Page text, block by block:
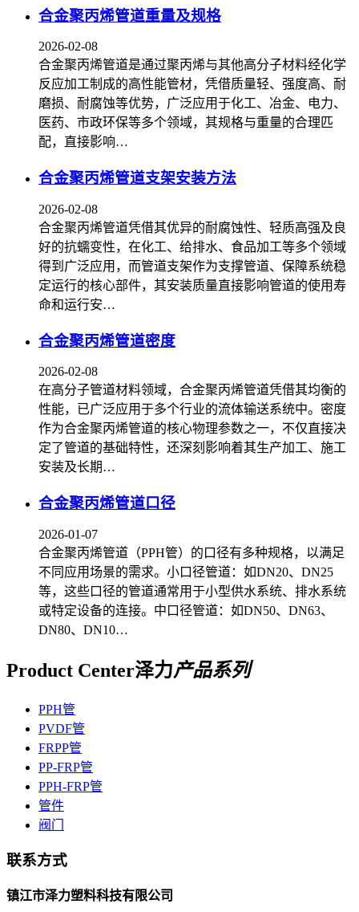
合金聚丙烯管道重量及规格
2026-02-08
合金聚丙烯管道是通过聚丙烯与其他高分子材料经化学
反应加工制成的高性能管材，凭借质量轻、强度高、耐
磨损、耐腐蚀等优势，广泛应用于化工、冶金、电力、
医药、市政环保等多个领域，其规格与重量的合理匹
配，直接影响…
合金聚丙烯管道支架安装方法
2026-02-08
合金聚丙烯管道凭借其优异的耐腐蚀性、轻质高强及良
好的抗蠕变性，在化工、给排水、食品加工等多个领域
得到广泛应用，而管道支架作为支撑管道、保障系统稳
定运行的核心部件，其安装质量直接影响管道的使用寿
命和运行安…
合金聚丙烯管道密度
2026-02-08
在高分子管道材料领域，合金聚丙烯管道凭借其均衡的
性能，已广泛应用于多个行业的流体输送系统中。密度
作为合金聚丙烯管道的核心物理参数之一，不仅直接决
定了管道的基础特性，还深刻影响着其生产加工、施工
安装及长期…
合金聚丙烯管道口径
2026-01-07
合金聚丙烯管道（PPH管）的口径有多种规格，以满足
不同应用场景的需求。‌小口径管道‌：如DN20、DN25
等，这些口径的管道通常用于小型供水系统、排水系统
或特定设备的连接。‌中口径管道‌：如DN50、DN63、
DN80、DN10…
Product Center泽力产品系列
PPH管
PVDF管
FRPP管
PP-FRP管
PPH-FRP管
管件
阀门
联系方式
镇江市泽力塑料科技有限公司